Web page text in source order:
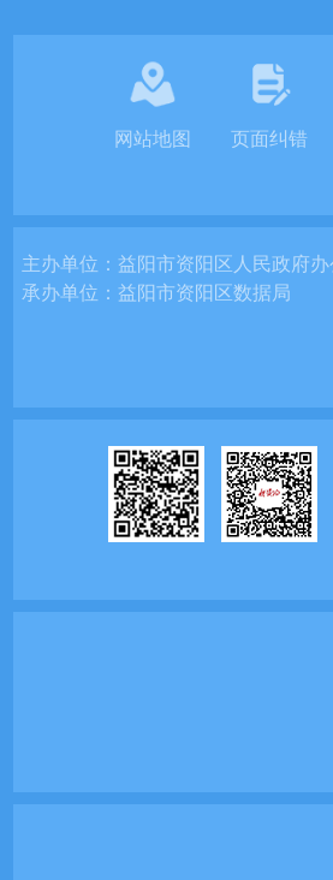
网站地图 页面纠错
主办单位：益阳市资阳区人民政府
承办单位：益阳市资阳区数据局